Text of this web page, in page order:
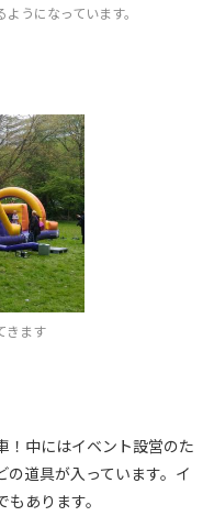
うになっています。
きます
！中にはイベント設営のた
道具が入っています。イ
あります。